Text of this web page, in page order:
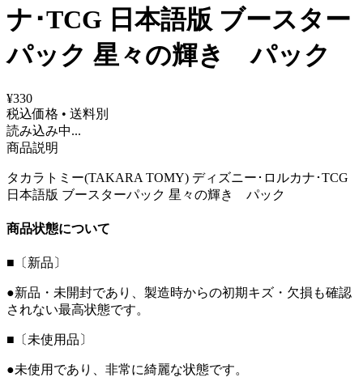
ナ･TCG 日本語版 ブースター
パック 星々の輝き パック
¥330
税込価格 • 送料別
読み込み中...
商品説明
タカラトミー(TAKARA TOMY) ディズニー･ロルカナ･TCG
日本語版 ブースターパック 星々の輝き パック
商品状態について
■〔新品〕
●新品・未開封であり、製造時からの初期キズ・欠損も確認
されない最高状態です。
■〔未使用品〕
●未使用であり、非常に綺麗な状態です。